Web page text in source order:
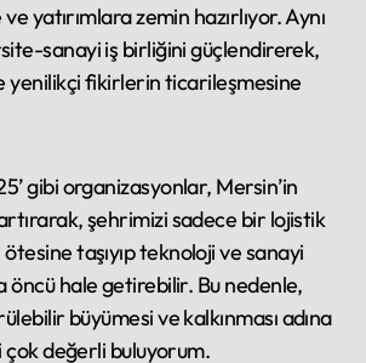
yatırımlara zemin hazırlıyor. Aynı
sanayi iş birliğini güçlendirerek,
yenilikçi fikirlerin ticarileşmesine
gibi organizasyonlar, Mersin’in
şehrimizi sadece bir lojistik
taşıyıp teknoloji ve sanayi
öncü hale getirebilir. Bu nedenle,
büyümesi ve kalkınması adına
değerli buluyorum.